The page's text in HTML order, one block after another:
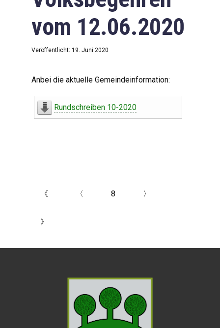
vom 12.06.2020
Veröffentlicht: 19. Juni 2020
Anbei die aktuelle Gemeindeinformation:
Rundschreiben 10-2020
《 〈 8 〉
》